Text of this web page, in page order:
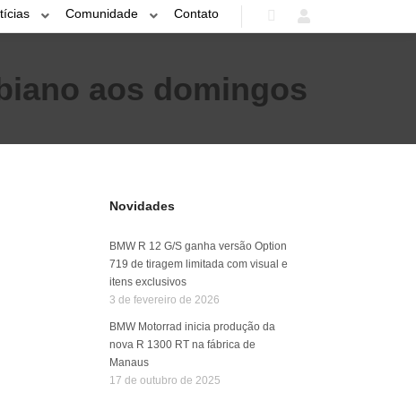
Comunidade Contato
Pesquisa
aos domingos
Novidades
BMW R 12 G/S ganha versão Option
719 de tiragem limitada com visual e
itens exclusivos
3 de fevereiro de 2026
BMW Motorrad inicia produção da
nova R 1300 RT na fábrica de
Manaus
17 de outubro de 2025